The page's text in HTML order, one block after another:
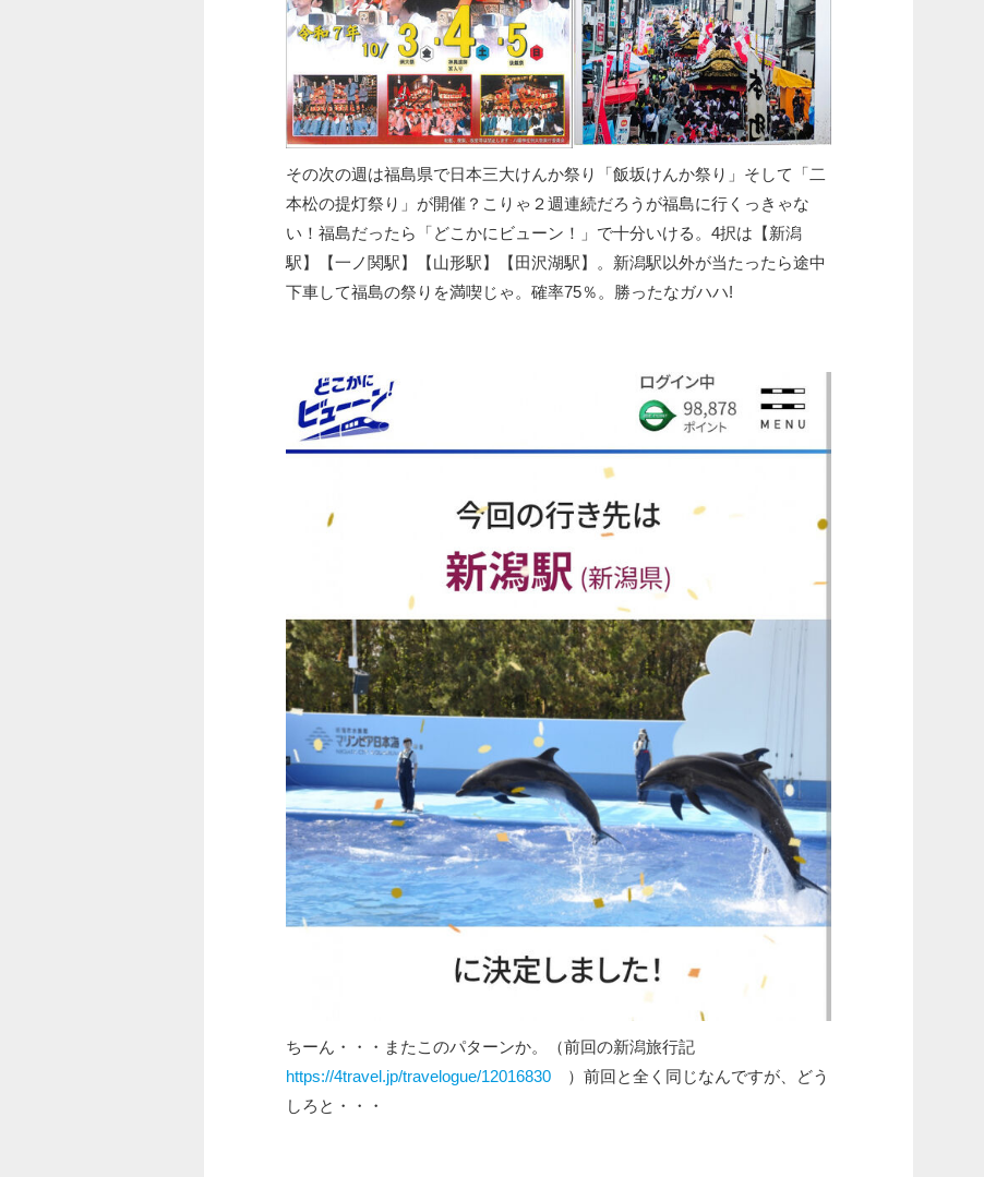
その次の週は福島県で日本三大けんか祭り「飯坂けんか祭り」そして「二
本松の提灯祭り」が開催？こりゃ２週連続だろうが福島に行くっきゃな
い！福島だったら「どこかにビューン！」で十分いける。4択は【新潟
駅】【一ノ関駅】【山形駅】【田沢湖駅】。新潟駅以外が当たったら途中
下車して福島の祭りを満喫じゃ。確率75％。勝ったなガハハ!
ちーん・・・またこのパターンか。（前回の新潟旅行記
https://4travel.jp/travelogue/12016830 ）前回と全く同じなんですが、どう
しろと・・・